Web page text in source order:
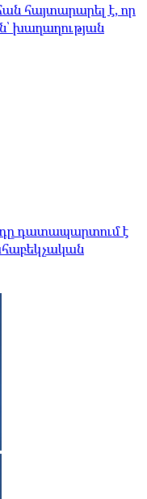
հայտարարել է, որ
խաղաղության
դատապարտում է